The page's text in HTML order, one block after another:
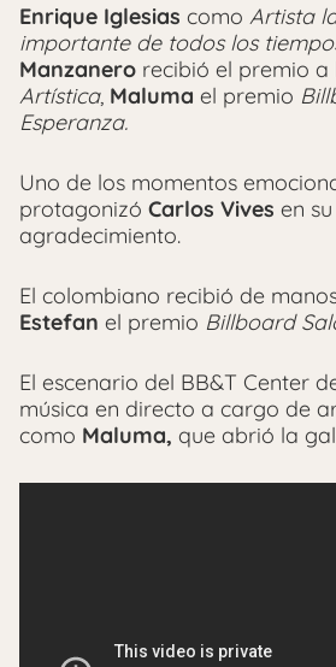
Enrique Iglesias como Artista
importante de todos los
Manzanero recibió el premio a
Artística, Maluma el premio
Esperanza.
Uno de los momentos
protagonizó Carlos Vives en
agradecimiento.
El colombiano recibió de
Estefan el premio Billboard
El escenario del BB&T Center
música en directo a cargo de
como Maluma, que abrió la